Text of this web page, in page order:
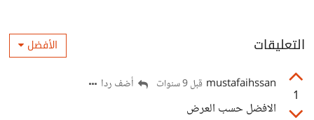
التعليقات الأفضل
1
mustafaihssan قبل 9 سنوات أضف ردا
الافضل حسب العرض